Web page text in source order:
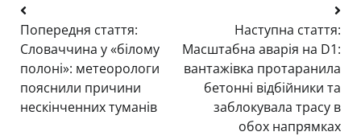
Навігація
записів
Попередня стаття:
Словаччина у «білому
полоні»: метеорологи
пояснили причини
нескінченних туманів
Наступна стаття:
Масштабна аварія на D1:
вантажівка протаранила
бетонні відбійники та
заблокувала трасу в
обох напрямках